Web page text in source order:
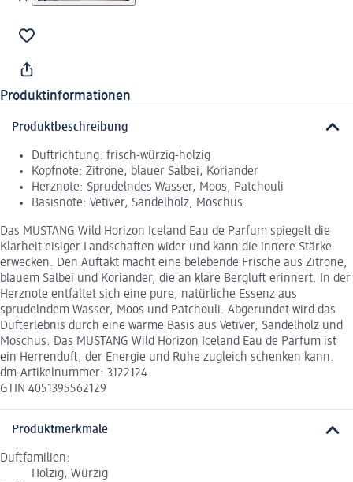
Produktinformationen
Produktbeschreibung
Duftrichtung: frisch-würzig-holzig
Kopfnote: Zitrone, blauer Salbei, Koriander
Herznote: Sprudelndes Wasser, Moos, Patchouli
Basisnote: Vetiver, Sandelholz, Moschus
Das MUSTANG Wild Horizon Iceland Eau de Parfum spiegelt die
Klarheit eisiger Landschaften wider und kann die innere Stärke
erwecken. Den Auftakt macht eine belebende Frische aus Zitrone,
blauem Salbei und Koriander, die an klare Bergluft erinnert. In der
Herznote entfaltet sich eine pure, natürliche Essenz aus
sprudelndem Wasser, Moos und Patchouli. Abgerundet wird das
Dufterlebnis durch eine warme Basis aus Vetiver, Sandelholz und
Moschus. Das MUSTANG Wild Horizon Iceland Eau de Parfum ist
ein Herrenduft, der Energie und Ruhe zugleich schenken kann.
dm-Artikelnummer: 3122124
GTIN 4051395562129
Produktmerkmale
Duftfamilien:
Holzig, Würzig